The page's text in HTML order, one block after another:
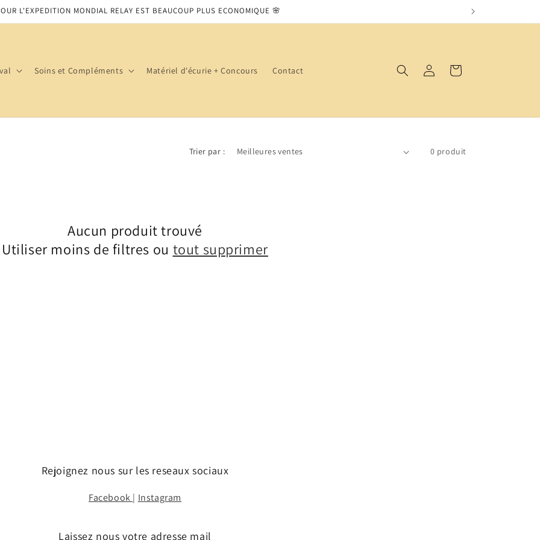
L'EXPEDITION MONDIAL RELAY EST BEAUCOUP PLUS ECONOMIQUE 🌸
Soins et Compléments Matériel d'écurie + Concours Contact Connexion Panier
Trier par : 0 produit
Aucun produit trouvé
Utiliser moins de filtres ou tout supprimer
Rejoignez nous sur les reseaux sociaux
Facebook | Instagram
Laissez nous votre adresse mail